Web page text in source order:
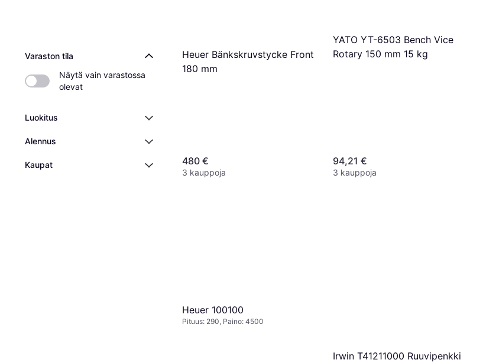
Varaston tila
Näytä vain varastossa
olevat
Luokitus
Alennus
Kaupat
Heuer Bänkskruvstycke Front
180 mm
480 €
3 kauppoja
YATO YT-6503 Bench Vice
Rotary 150 mm 15 kg
94,21 €
3 kauppoja
Heuer 100100
Pituus: 290, Paino: 4500
Irwin T41211000 Ruuvipenkki